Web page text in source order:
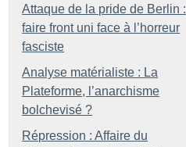
Attaque de la pride de Berlin :
faire front uni face à l’horreur
fasciste
Analyse matérialiste : La
Plateforme, l’anarchisme
bolchevisé ?
Répression : Affaire du